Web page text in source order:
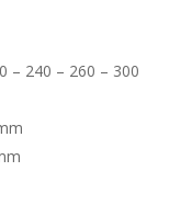
– 240 – 260 – 300